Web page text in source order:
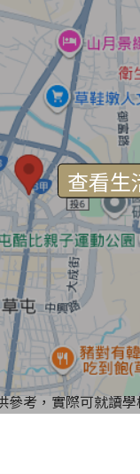
查看生
參考，實際可就讀